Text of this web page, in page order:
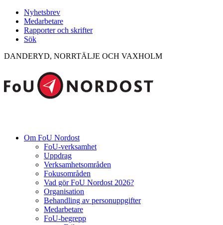
Nyhetsbrev
Medarbetare
Rapporter och skrifter
Sök
DANDERYD, NORRTÄLJE OCH VAXHOLM
Om FoU Nordost
FoU-verksamhet
Uppdrag
Verksamhetsområden
Fokusområden
Vad gör FoU Nordost 2026?
Organisation
Behandling av personuppgifter
Medarbetare
FoU-begrepp